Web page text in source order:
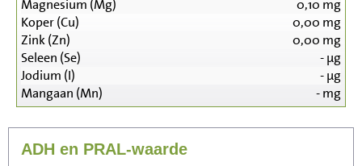
Magnesium (Mg)
0,10 mg
Koper (Cu)
0,00 mg
Zink (Zn)
0,00 mg
Seleen (Se)
-µg
Jodium (I)
-µg
Mangaan (Mn)
-mg
ADH en PRAL-waarde